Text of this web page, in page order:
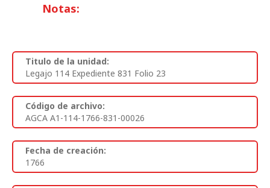
Notas:
Titulo de la unidad:
Legajo 114 Expediente 831 Folio 23
Código de archivo:
AGCA A1-114-1766-831-00026
Fecha de creación:
1766